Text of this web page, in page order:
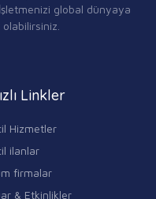
global dünyaya
Linkler
Hizmetler
ilanlar
firmalar
& Etkinlikler